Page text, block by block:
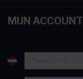
MIJN ACCOUNT